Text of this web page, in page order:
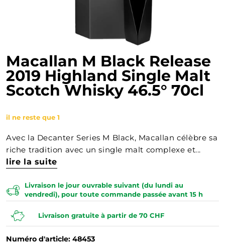
Macallan M Black Release
2019 Highland Single Malt
Scotch Whisky 46.5° 70cl
il ne reste que 1
Avec la Decanter Series M Black, Macallan célèbre sa
riche tradition avec un single malt complexe et...
lire la suite
Livraison le jour ouvrable suivant (du lundi au
vendredi), pour toute commande passée avant 15 h
Livraison gratuite à partir de 70 CHF
Numéro d'article: 48453